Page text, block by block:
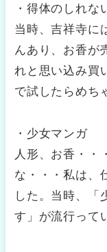
・得体のしれな
当時、吉祥寺に
んあり、お香が
れと思い込み買
で試したらめち
・少女マンガ
人形、お香・・
な・・・私は、
した。当時、「
す」が流行って